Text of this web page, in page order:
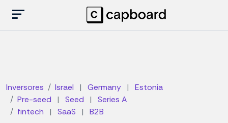
Inversores Israel | Germany |
Estonia
Pre-seed
| Seed |
Series A
fintech
| SaaS | B2B